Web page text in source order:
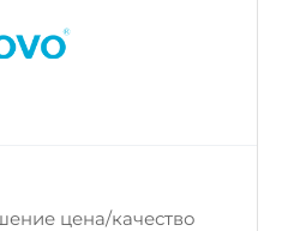
цена/качество